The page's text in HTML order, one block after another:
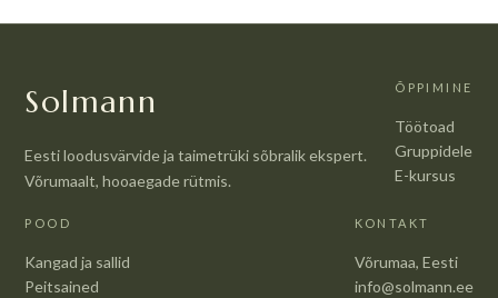
Solmann
Eesti loodusvärvide ja taimetrüki sõbralik ekspert.
Võrumaalt, hooaegade rütmis.
ÕPPIMINE
Töötoad
Gruppidele
E-kursus
POOD
Kangad ja sallid
Peitsained
KONTAKT
Võrumaa, Eesti
info@solmann.ee